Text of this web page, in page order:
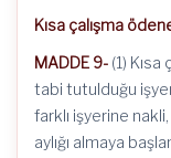
Kısa çalışma
MADDE 9- (1)
tabi tutulduğu
farklı işyerine nakli,
aylığı almaya